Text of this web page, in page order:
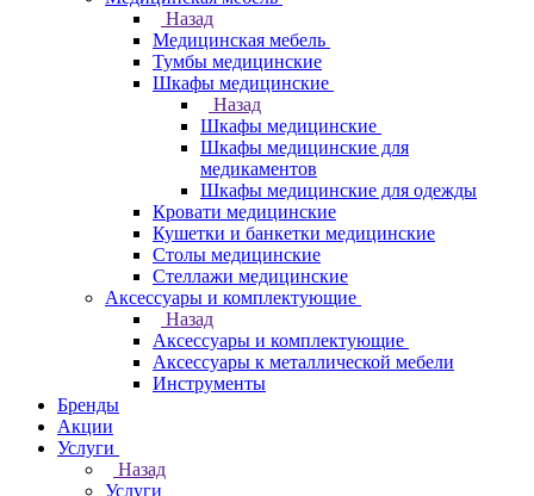
Назад
Медицинская мебель
Тумбы медицинские
Шкафы медицинские
Назад
Шкафы медицинские
Шкафы медицинские для
медикаментов
Шкафы медицинские для одежды
Кровати медицинские
Кушетки и банкетки медицинские
Столы медицинские
Стеллажи медицинские
Аксессуары и комплектующие
Назад
Аксессуары и комплектующие
Аксессуары к металлической мебели
Инструменты
Бренды
Акции
Услуги
Назад
Услуги